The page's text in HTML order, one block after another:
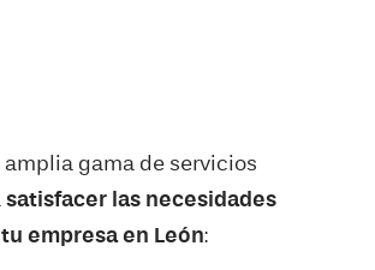
gama de servicios
satisfacer las necesidades
empresa en León: